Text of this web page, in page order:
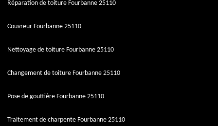
Réparation de toiture Fourbanne 25110
Couvreur Fourbanne 25110
Nettoyage de toiture Fourbanne 25110
Changement de toiture Fourbanne 25110
Pose de gouttière Fourbanne 25110
Traitement de charpente Fourbanne 25110